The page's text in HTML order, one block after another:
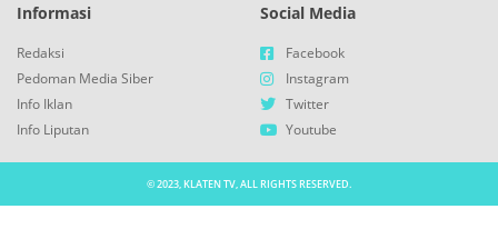
Informasi
Redaksi
Pedoman Media Siber
Info Iklan
Info Liputan
Social Media
Facebook
Instagram
Twitter
Youtube
© 2023, KLATEN TV, ALL RIGHTS RESERVED.